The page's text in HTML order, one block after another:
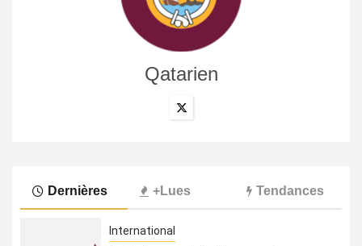
Qatarien
Dernières +Lues Tendances
International